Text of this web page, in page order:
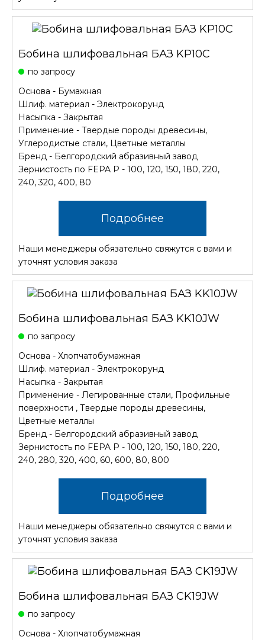
Бобина шлифовальная БАЗ KP10C
по запросу
Основа - Бумажная
Шлиф. материал - Электрокорунд
Насыпка - Закрытая
Применение - Твердые породы древесины,
Углеродистые стали, Цветные металлы
Бренд - Белгородский абразивный завод
Зернистость по FEPA P - 100, 120, 150, 180, 220,
240, 320, 400, 80
Подробнее
Наши менеджеры обязательно свяжутся с вами и
уточнят условия заказа
Бобина шлифовальная БАЗ KK10JW
по запросу
Основа - Хлопчатобумажная
Шлиф. материал - Электрокорунд
Насыпка - Закрытая
Применение - Легированные стали, Профильные
поверхности , Твердые породы древесины,
Цветные металлы
Бренд - Белгородский абразивный завод
Зернистость по FEPA P - 100, 120, 150, 180, 220,
240, 280, 320, 400, 60, 600, 80, 800
Подробнее
Наши менеджеры обязательно свяжутся с вами и
уточнят условия заказа
Бобина шлифовальная БАЗ CK19JW
по запросу
Основа - Хлопчатобумажная